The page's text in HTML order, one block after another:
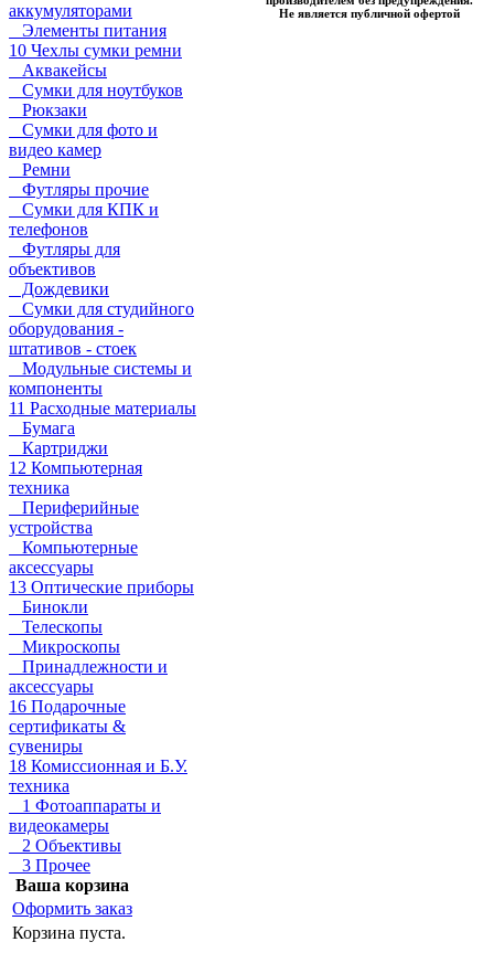
аккумуляторами
Элементы питания
10 Чехлы сумки ремни
Аквакейсы
Сумки для ноутбуков
Рюкзаки
Сумки для фото и
видео камер
Ремни
Футляры прочие
Сумки для КПК и
телефонов
Футляры для
объективов
Дождевики
Сумки для студийного
оборудования -
штативов - стоек
Модульные системы и
компоненты
11 Расходные материалы
Бумага
Картриджи
12 Компьютерная
техника
Периферийные
устройства
Компьютерные
аксессуары
13 Оптические приборы
Бинокли
Телескопы
Микроскопы
Принадлежности и
аксессуары
16 Подарочные
сертификаты &
сувениры
18 Комиссионная и Б.У.
техника
1 Фотоаппараты и
видеокамеры
2 Объективы
3 Прочее
Ваша корзина
Оформить заказ
Корзина пуста.
Не является публичной офертой